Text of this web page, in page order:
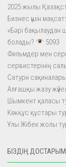
2025 жылы
Бизнес үшін
«Бәрі бақылаудан
болады?
5093
Фильмдер мен
сервистерінің
Сатурн
Алғашқы жазу
Шымкент қаласы
Көкқұс құстары
Ұлы Жібек жолы
БІЗДІҢ